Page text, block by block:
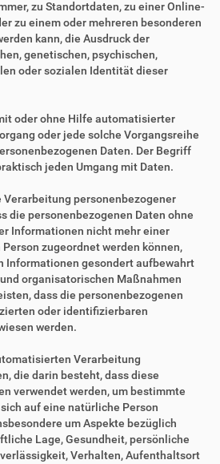
zu Standortdaten, zu einer Online-
zu einem oder mehreren besonderen
kann, die Ausdruck der
genetischen, psychischen,
oder sozialen Identität dieser
oder ohne Hilfe automatisierter
oder jede solche Vorgangsreihe
Daten. Der Begriff
jeden Umgang mit Daten.
Verarbeitung personenbezogener
die personenbezogenen Daten ohne
Informationen nicht mehr einer
zugeordnet werden können,
Informationen gesondert aufbewahrt
organisatorischen Maßnahmen
dass die personenbezogenen
oder identifizierbaren
werden.
Verarbeitung
die darin besteht, dass diese
verwendet werden, um bestimmte
auf eine natürliche Person
um Aspekte bezüglich
Lage, Gesundheit, persönliche
Verhalten, Aufenthaltsort